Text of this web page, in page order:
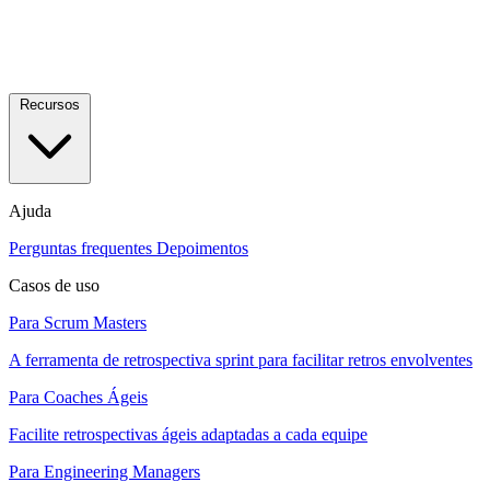
Ajuda
Perguntas frequentes Depoimentos
Casos de uso
Para Scrum Masters
A ferramenta de retrospectiva sprint para facilitar retros envolventes
Para Coaches Ágeis
Facilite retrospectivas ágeis adaptadas a cada equipe
Para Engineering Managers